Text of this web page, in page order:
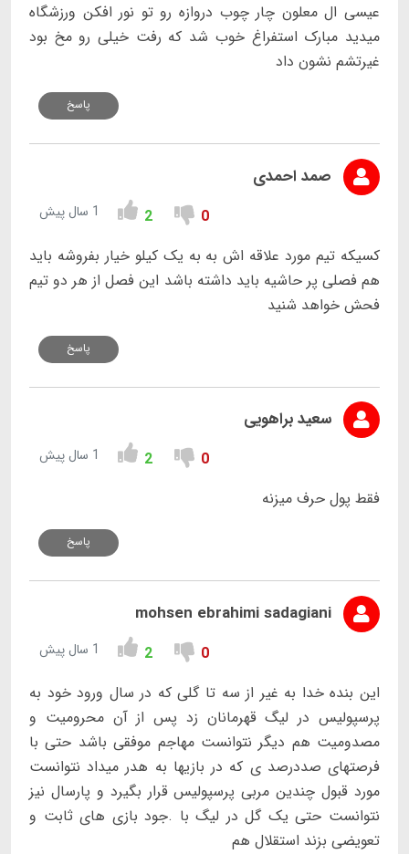
عیسی ال معلون چار چوب دروازه رو تو نور افکن ورزشگاه
میدید مبارک استفراغ خوب شد که رفت خیلی رو مخ بود
غیرتشم نشون داد
پاسخ
صمد احمدی
0
2 1 سال پیش
کسیکه تیم مورد علاقه اش به به یک کیلو خیار بفروشه باید
هم فصلی پر حاشیه باید داشته باشد این فصل از هر دو تیم
فحش خواهد شنید
پاسخ
سعید براهویی
0
2 1 سال پیش
فقط پول حرف میزنه
پاسخ
mohsen ebrahimi sadagiani
0
2 1 سال پیش
این بنده خدا به غیر از سه تا گلی که در سال ورود خود به
پرسپولیس در لیگ قهرمانان زد پس از آن محرومیت و
مصدومیت هم دیگر نتوانست مهاجم موفقی باشد حتی با
فرصتهای صددرصد ی که در بازیها به هدر میداد نتوانست
مورد قبول چندین مربی پرسپولیس قرار بگیرد و پارسال نیز
نتوانست حتی یک گل در لیگ با .جود بازی های ثابت و
تعویضی بزند استقلال هم